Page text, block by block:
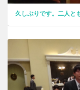
久しぶりです。二人と